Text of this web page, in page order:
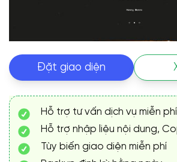
Đặt giao diện
Hỗ trợ tư vấn dịch vụ miễn phí
Hỗ trợ nhập liệu nội dung,
Tùy biến giao diện miễn phí